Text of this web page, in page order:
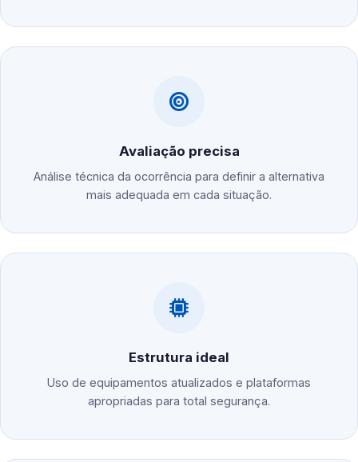
Avaliação precisa
Análise técnica da ocorrência para definir a alternativa
mais adequada em cada situação.
Estrutura ideal
Uso de equipamentos atualizados e plataformas
apropriadas para total segurança.